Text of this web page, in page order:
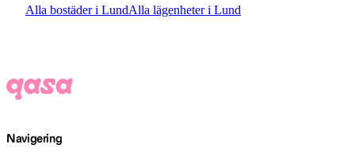
Alla bostäder i LundAlla lägenheter i Lund
Navigering